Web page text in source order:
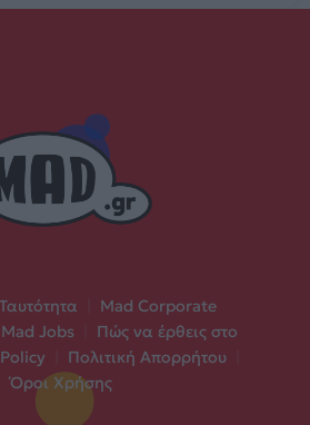
Ταυτότητα
Mad Corporate
Mad Jobs
Πώς να έρθεις στο
Πολιτική Απορρήτου
Όροι Χρήσης